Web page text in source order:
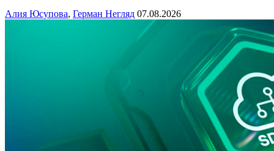
Алия Юсупова, Герман Негляд 07.08.2026